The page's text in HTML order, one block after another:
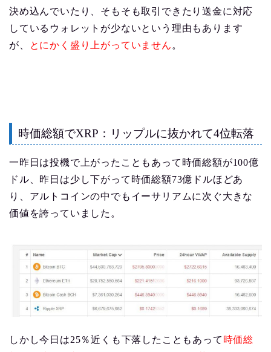
決め込んでいたり、そもそも取引できたり送金に対応
しているウォレットが少ないという理由もあります
が、
とにかく盛り上がっていません 。
時価総額でXRP：リップルに抜かれて4位転落
一昨日は投機で上がったこともあって時価総額が100億
ドル、昨日は少し下がって時価総額73億ドルほどあ
り、アルトコインの中でもイーサリアムに次ぐ大きな
価値を誇っていました。
しかし今日は25％近くも下落したこともあって 時価総